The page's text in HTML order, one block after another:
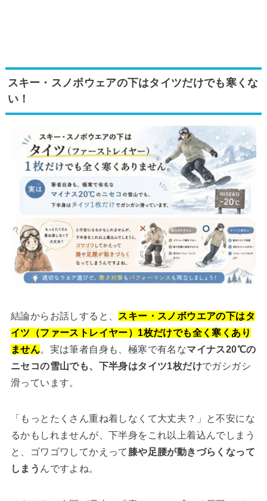
スキー・スノボウェアの下はタイツだけでも寒くな
い！
結論からお話しすると、 スキー・スノボウエアの下はタ
イツ（ファーストレイヤー）1枚だけでも全く寒くあり
ません。実は筆者自身も、極寒で有名なマイナス20℃の
ニセコの雪山でも、下半身はタイツ1枚だけでガシガシ
滑っています。
「もっとたくさん重ね着しなくて大丈夫？」と不安にな
るかもしれませんが、下半身をこれ以上着込んでしまう
と、ゴワゴワしてかえって 膝や足腰が動きづらくなって
しまう んですよね。